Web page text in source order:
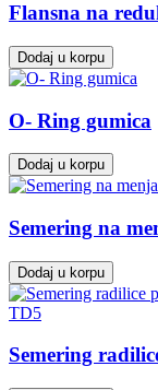
Flansna na
Dodaj u korpu
O- Ring gumica
Dodaj u korpu
Semering na
Dodaj u korpu
Semering